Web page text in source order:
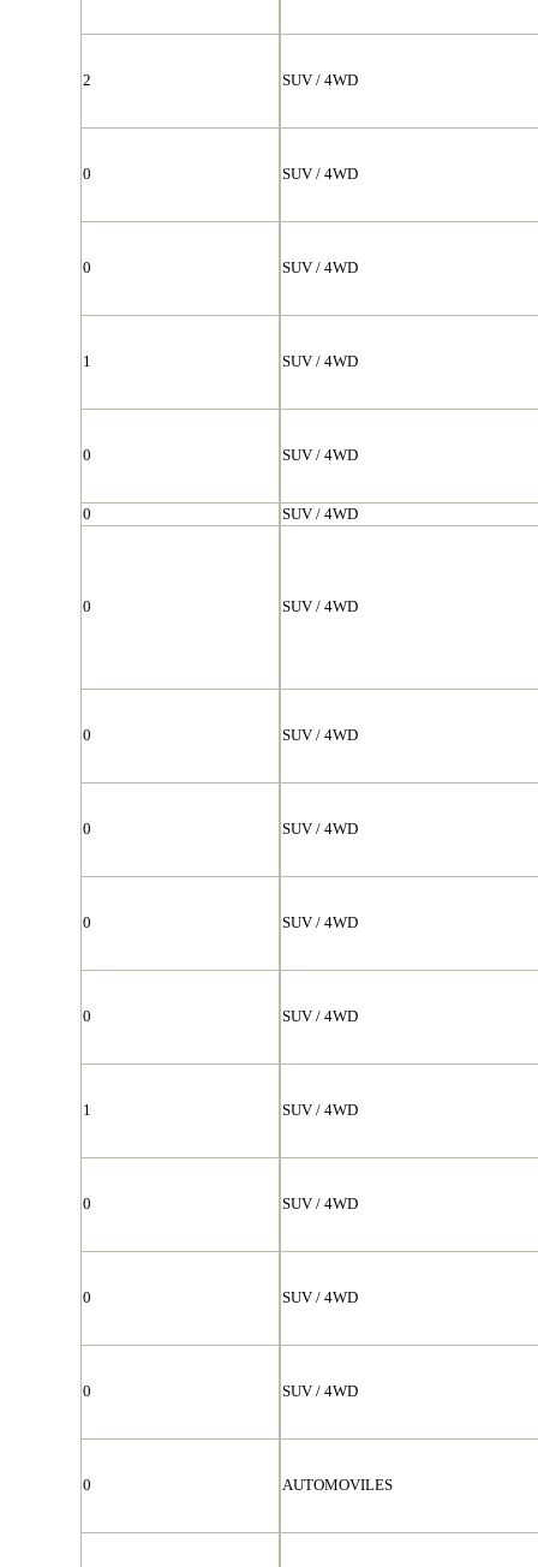
2 SUV / 4WD
0 SUV / 4WD
0 SUV / 4WD
1 SUV / 4WD
0 SUV / 4WD
0 SUV / 4WD
0 SUV / 4WD
0 SUV / 4WD
0 SUV / 4WD
0 SUV / 4WD
0 SUV / 4WD
1 SUV / 4WD
0 SUV / 4WD
0 SUV / 4WD
0 SUV / 4WD
0 AUTOMOVILES